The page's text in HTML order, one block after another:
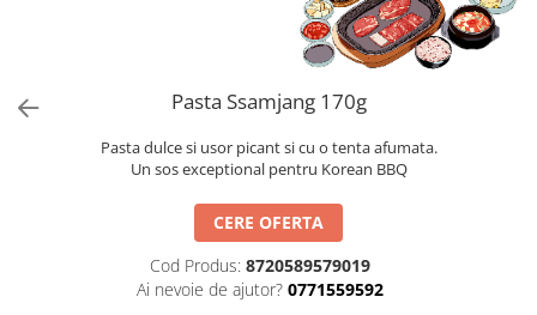
Pasta Ssamjang 170g
Pasta dulce si usor picant si cu o tenta afumata.
Un sos exceptional pentru Korean BBQ
CERE OFERTA
Cod Produs: 8720589579019
Ai nevoie de ajutor? 0771559592